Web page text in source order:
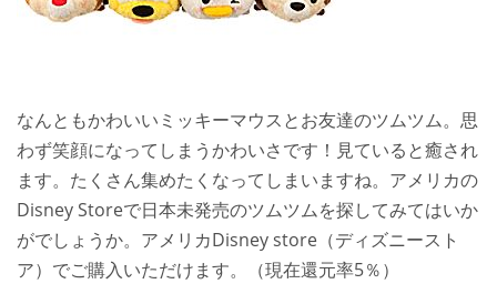
なんともかわいいミッキーマウスとお友達のツムツム。思
わず笑顔になってしまうかわいさです！見ていると癒され
ます。たくさん集めたくなってしまいますね。アメリカの
Disney Storeで日本未発売のツムツムを探してみてはいか
がでしょうか。アメリカDisney store（ディズニースト
ア）でご購入いただけます。（現在還元率5％）